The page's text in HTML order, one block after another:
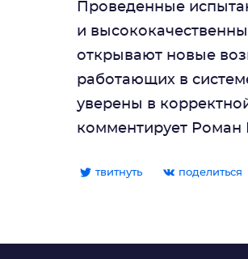
Проведенные
и
открывают новые
работающих в
уверены в
комментирует
твитнуть поделиться